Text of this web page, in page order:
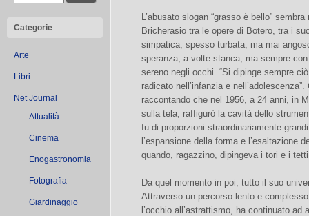
Categorie
Arte
Libri
Net Journal
Attualità
Cinema
Enogastronomia
Fotografia
Giardinaggio
L’abusato slogan “grasso è bello”
Bricherasio tra le opere di Botero, tra i
simpatica, spesso turbata, ma mai
speranza, a volte stanca, ma sempre
sereno negli occhi. “Si dipinge sempre
radicato nell’infanzia e
raccontando che nel 1956, a 24 anni, in
sulla tela, raffigurò la cavità dello
fu di proporzioni straordinariamente
l’espansione della forma e l’esaltazione
quando, ragazzino, dipingeva i tori e i
Da quel momento in poi, tutto il suo
Attraverso un percorso lento e
l’occhio all’astrattismo, ha continuato